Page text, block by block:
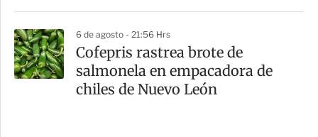
6 de agosto - 21:56 Hrs
Cofepris rastrea brote de
salmonela en empacadora de
chiles de Nuevo León